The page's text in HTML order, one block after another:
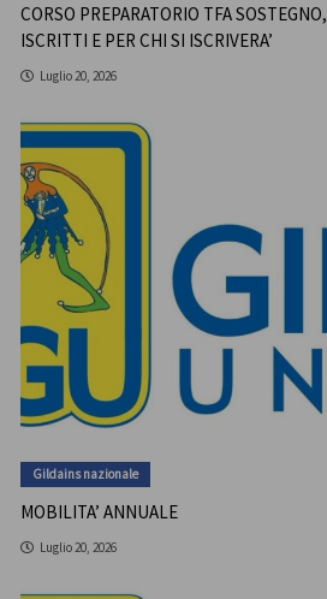
CORSO PREPARATORIO TFA
ISCRITTI E PER CHI SI ISCRIVERA’
Luglio 20, 2026
Gildains nazionale
MOBILITA’ ANNUALE
Luglio 20, 2026